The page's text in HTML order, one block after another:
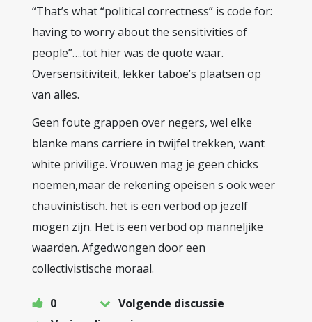
“That’s what “political correctness” is code for:
having to worry about the sensitivities of
people”….tot hier was de quote waar.
Oversensitiviteit, lekker taboe’s plaatsen op
van alles.
Geen foute grappen over negers, wel elke
blanke mans carriere in twijfel trekken, want
white privilige. Vrouwen mag je geen chicks
noemen,maar de rekening opeisen s ook weer
chauvinistisch. het is een verbod op jezelf
mogen zijn. Het is een verbod op manneljike
waarden. Afgedwongen door een
collectivistische moraal.
0
Volgende discussie